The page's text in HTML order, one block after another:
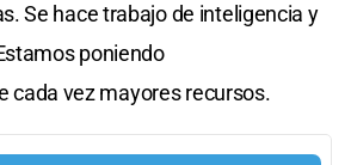
Se hace trabajo de inteligencia y
poniendo
cada vez mayores recursos.